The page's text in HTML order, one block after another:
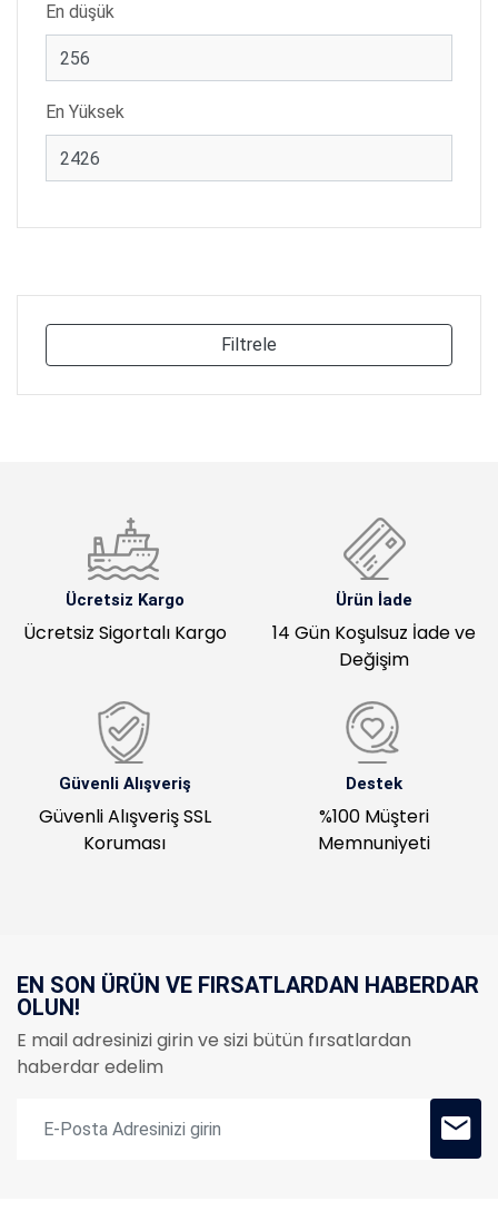
En düşük
En Yüksek
Filtrele
Ücretsiz Kargo
Ücretsiz Sigortalı Kargo
Ürün İade
14 Gün Koşulsuz İade ve
Değişim
Güvenli Alışveriş
Güvenli Alışveriş SSL
Koruması
Destek
%100 Müşteri
Memnuniyeti
EN SON ÜRÜN VE FIRSATLARDAN HABERDAR
OLUN!
E mail adresinizi girin ve sizi bütün fırsatlardan
haberdar edelim